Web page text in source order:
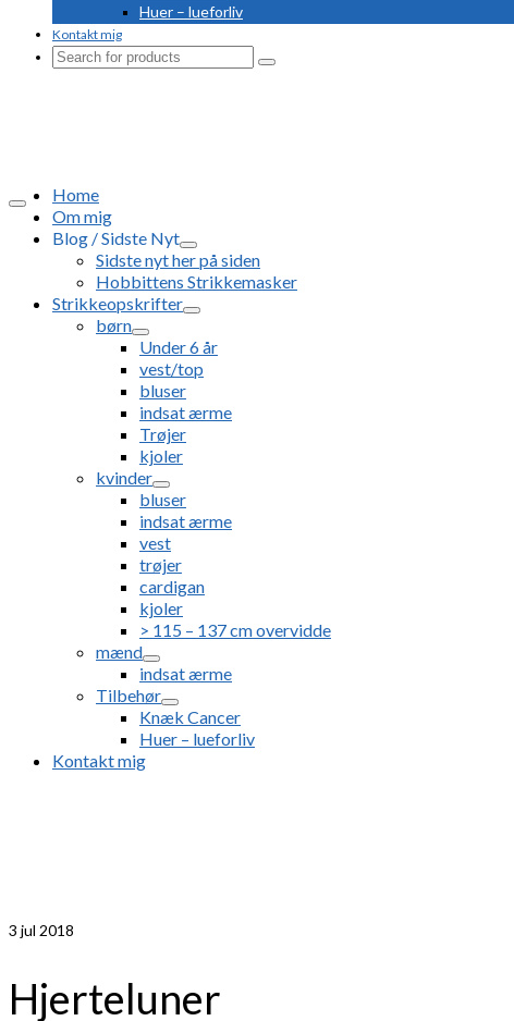
Huer – lueforliv
Kontakt mig
Search
Home
Om mig
Blog / Sidste Nyt
Sidste nyt her på siden
Hobbittens Strikkemasker
Strikkeopskrifter
børn
Under 6 år
vest/top
bluser
indsat ærme
Trøjer
kjoler
kvinder
bluser
indsat ærme
vest
trøjer
cardigan
kjoler
> 115 – 137 cm overvidde
mænd
indsat ærme
Tilbehør
Knæk Cancer
Huer – lueforliv
Kontakt mig
3 jul 2018
Hjerteluner